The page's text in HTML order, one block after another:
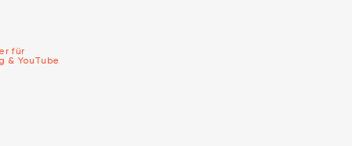
für
& YouTube